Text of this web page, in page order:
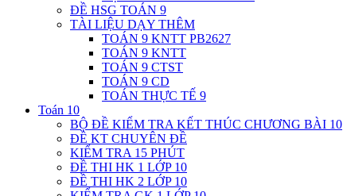
ĐỀ HSG TOÁN 9
TÀI LIỆU DẠY THÊM
TOÁN 9 KNTT PB2627
TOÁN 9 KNTT
TOÁN 9 CTST
TOÁN 9 CD
TOÁN THỰC TẾ 9
Toán 10
BỘ ĐỀ KIỂM TRA KẾT THÚC CHƯƠNG BÀI 10
ĐỀ KT CHUYÊN ĐỀ
KIỂM TRA 15 PHÚT
ĐỀ THI HK 1 LỚP 10
ĐỀ THI HK 2 LỚP 10